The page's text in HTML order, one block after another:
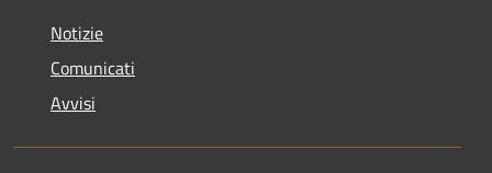
Notizie
Comunicati
Avvisi